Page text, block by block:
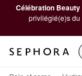
Célébration Beauty
privilégié(e)s du